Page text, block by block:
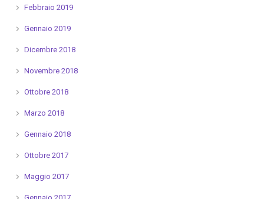
Febbraio 2019
Gennaio 2019
Dicembre 2018
Novembre 2018
Ottobre 2018
Marzo 2018
Gennaio 2018
Ottobre 2017
Maggio 2017